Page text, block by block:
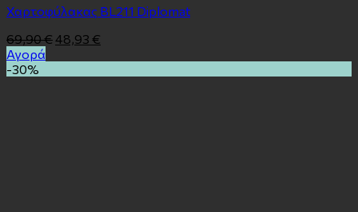
Χαρτοφύλακας BL211 Diplomat
69,90€48,93 €
Αγορά
-30%